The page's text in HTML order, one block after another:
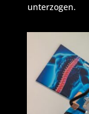
unterzogen.